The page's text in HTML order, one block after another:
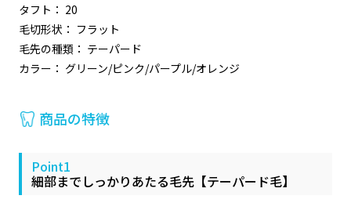
タフト： 20
毛切形状： フラット
毛先の種類： テーパード
カラー： グリーン/ピンク/パープル/オレンジ
商品の特徴
Point1
細部までしっかりあたる毛先【テーパード毛】